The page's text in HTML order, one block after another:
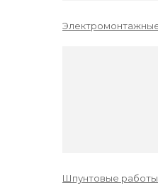
Шпунтовые работы